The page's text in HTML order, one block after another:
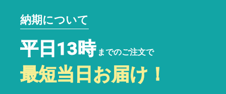
納期について
平日13時 までのご注文で
最短当日お届け！